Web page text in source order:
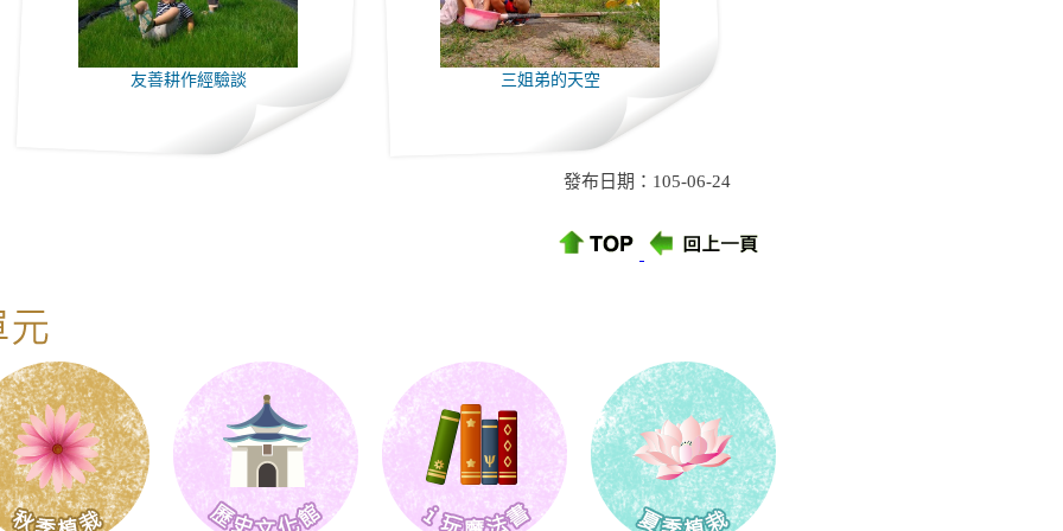
友善耕作經驗談 三姐弟的天空
發布日期：105-06-24